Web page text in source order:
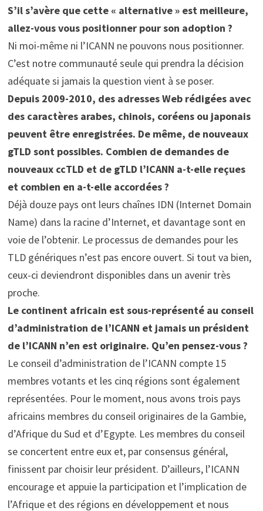
S’il s’avère que cette « alternative » est meilleure,
allez-vous vous positionner pour son adoption ?
Ni moi-même ni l’ICANN ne pouvons nous positionner.
C’est notre communauté seule qui prendra la décision
adéquate si jamais la question vient à se poser.
Depuis 2009-2010, des adresses Web rédigées avec
des caractères arabes, chinois, coréens ou japonais
peuvent être enregistrées. De même, de nouveaux
gTLD sont possibles. Combien de demandes de
nouveaux ccTLD et de gTLD l’ICANN a-t-elle reçues
et combien en a-t-elle accordées ?
Déjà douze pays ont leurs chaînes IDN (Internet Domain
Name) dans la racine d’Internet, et davantage sont en
voie de l’obtenir. Le processus de demandes pour les
TLD génériques n’est pas encore ouvert. Si tout va bien,
ceux-ci deviendront disponibles dans un avenir très
proche.
Le continent africain est sous-représenté au conseil
d’administration de l’ICANN et jamais un président
de l’ICANN n’en est originaire. Qu’en pensez-vous ?
Le conseil d’administration de l’ICANN compte 15
membres votants et les cinq régions sont également
représentées. Pour le moment, nous avons trois pays
africains membres du conseil originaires de la Gambie,
d’Afrique du Sud et d’Egypte. Les membres du conseil
se concertent entre eux et, par consensus général,
finissent par choisir leur président. D’ailleurs, l’ICANN
encourage et appuie la participation et l’implication de
l’Afrique et des régions en développement et nous